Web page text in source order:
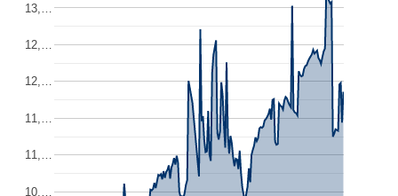
10,…
11,…
11,…
12,…
12,…
13,…